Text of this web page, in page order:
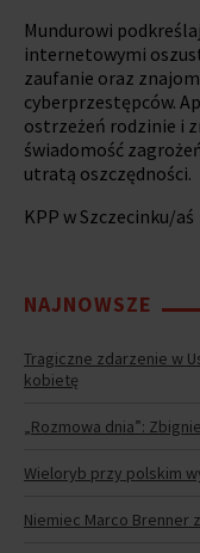
Mundurowi
internetowymi
zaufanie oraz
cyberprzestępców.
ostrzeżeń rodzinie i
świadomość
utratą oszczędności.
KPP w Szczecinku/aś
NAJNOWSZE
Tragiczne zdarzenie w
kobietę
„Rozmowa dnia”:
Wieloryb przy polskim
Niemiec Marco Brenner